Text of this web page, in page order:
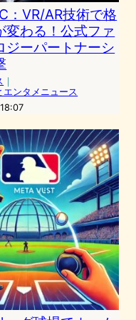
：VR/AR技術で格
変わる！公式ファ
ジーパートナーシ
｜
エンタメニュース